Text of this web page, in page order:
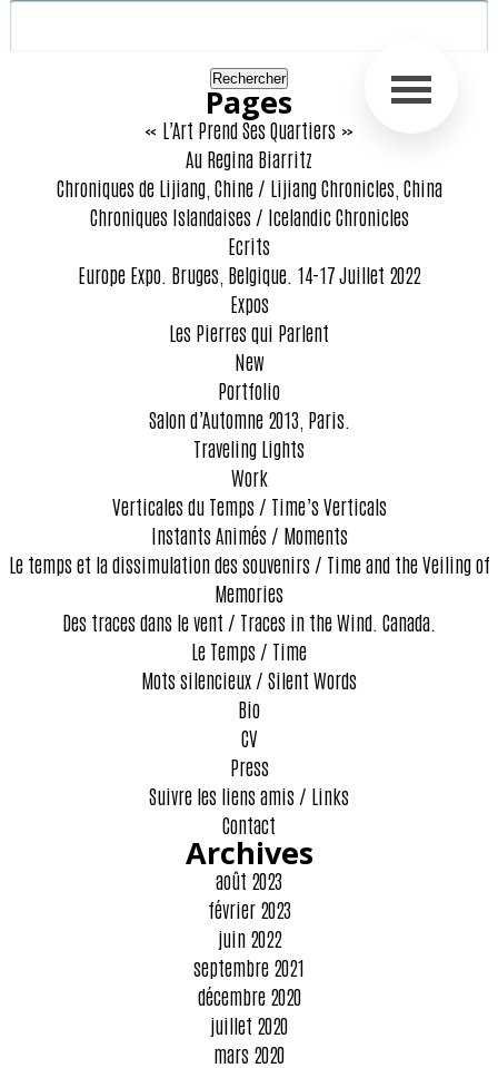
Rechercher :
Pages
« L’Art Prend Ses Quartiers »
Au Regina Biarritz
Chroniques de Lijiang, Chine / Lijiang Chronicles, China
Chroniques Islandaises / Icelandic Chronicles
Ecrits
Europe Expo. Bruges, Belgique. 14-17 Juillet 2022
Expos
Les Pierres qui Parlent
New
Portfolio
Salon d’Automne 2013, Paris.
Traveling Lights
Work
Verticales du Temps / Time’s Verticals
Instants Animés / Moments
Le temps et la dissimulation des souvenirs / Time and the Veiling of
Memories
Des traces dans le vent / Traces in the Wind. Canada.
Le Temps / Time
Mots silencieux / Silent Words
Bio
CV
Press
Suivre les liens amis / Links
Contact
Archives
août 2023
février 2023
juin 2022
septembre 2021
décembre 2020
juillet 2020
mars 2020